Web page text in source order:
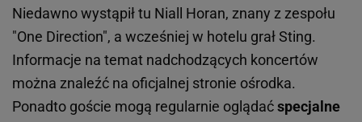
Niedawno wystąpił tu Niall Horan, znany z zespołu
"One Direction", a wcześniej w hotelu grał Sting.
Informacje na temat nadchodzących koncertów
można znaleźć na oficjalnej stronie ośrodka.
Ponadto goście mogą regularnie oglądaćspecjalne